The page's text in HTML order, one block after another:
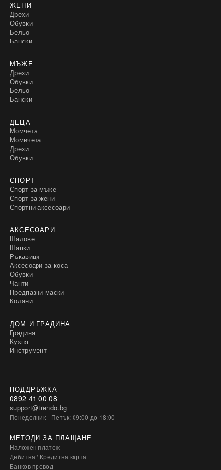
ЖЕНИ
Дрехи
Обувки
Бельо
Бански
МЪЖЕ
Дрехи
Обувки
Бельо
Бански
ДЕЦА
Момчета
Момичета
Дрехи
Обувки
СПОРТ
Спорт за мъже
Спорт за жени
Спортни аксесоари
АКСЕСОАРИ
Шалове
Шапки
Ръкавици
Аксесоари за коса
Обувки
Чанти
Предпазни маски
Колани
ДОМ И ГРАДИНА
Градина
Кухня
Инструмент
ПОДДРЪЖКА
0892 41 00 08
support@trendo.bg
Понеделник - Петък: 09:00 до 18:00
МЕТОДИ ЗА ПЛАЩАНЕ
Наложен платеж
Дебитна / Кредитна карта
Банков превод